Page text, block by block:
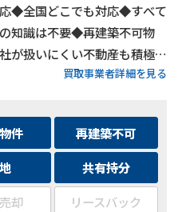
◆全国どこでも対応◆すべて
知識は不要◆再建築不可物
が扱いにくい不動産も積極買
被害がある物件もそのままで
買取事業者詳細を見る
件
再建築不可
共有持分
却 リースバック